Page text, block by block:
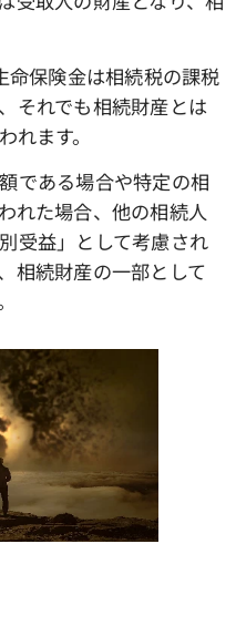
保険金は相続税の課税
それでも相続財産とは
ます。
である場合や特定の相
れた場合、他の相続人
受益」として考慮され
相続財産の一部として